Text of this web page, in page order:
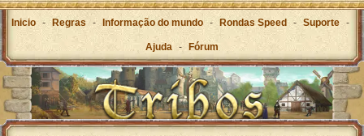
Inicio - Regras - Informação do mundo - Rondas Speed - Suporte -
Ajuda - Fórum